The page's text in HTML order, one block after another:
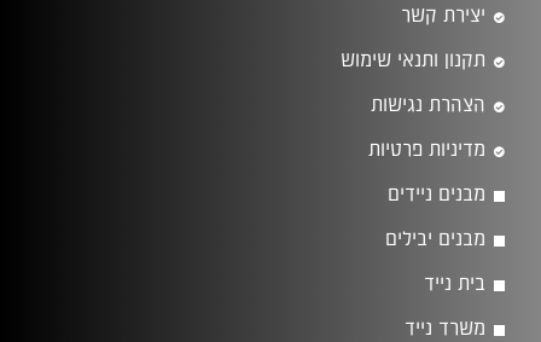
יצירת קשר
תקנון ותנאי שימוש
הצהרת נגישות
מדיניות פרטיות
מבנים ניידים
מבנים יבילים
בית נייד
משרד נייד